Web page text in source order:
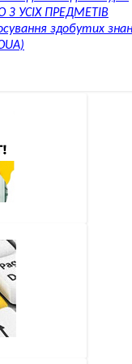
З УСІХ ПРЕДМЕТІВ
здобутих